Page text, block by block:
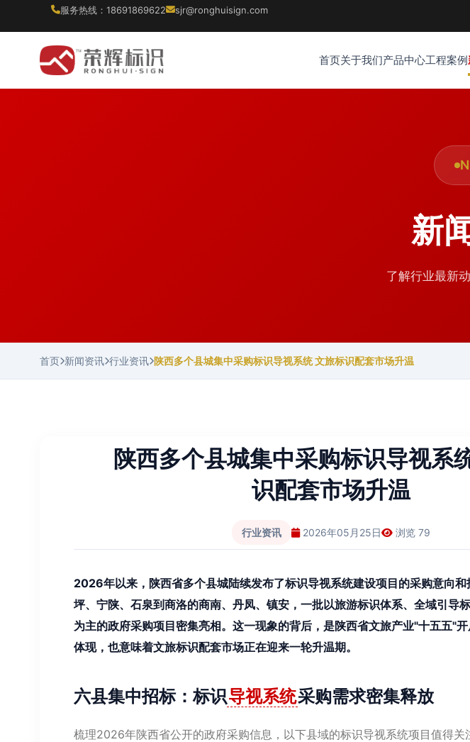
服务热线：18691869622 sjr@ronghuisign.com
首页关于我们产品中心工程案例
新
了解行业最新
首页 新闻资讯 行业资讯 陕西多个县城集中采购标识导视系统 文旅标识配套市场升温
陕西多个县城集中采购标识导视系
识配套市场升温
行业资讯 2026年05月25日 浏览 79
2026年以来，陕西省多个县城陆续发布了标识导视系统建设项目的采购意向
坪、宁陕、石泉到商洛的商南、丹凤、镇安，一批以旅游标识体系、全域引导
为主的政府采购项目密集亮相。这一现象的背后，是陕西省文旅产业"十五五"
体现，也意味着文旅标识配套市场正在迎来一轮升温期。
六县集中招标：标识导视系统采购需求密集释放
梳理2026年陕西省公开的政府采购信息，以下县域的标识导视系统项目值得关